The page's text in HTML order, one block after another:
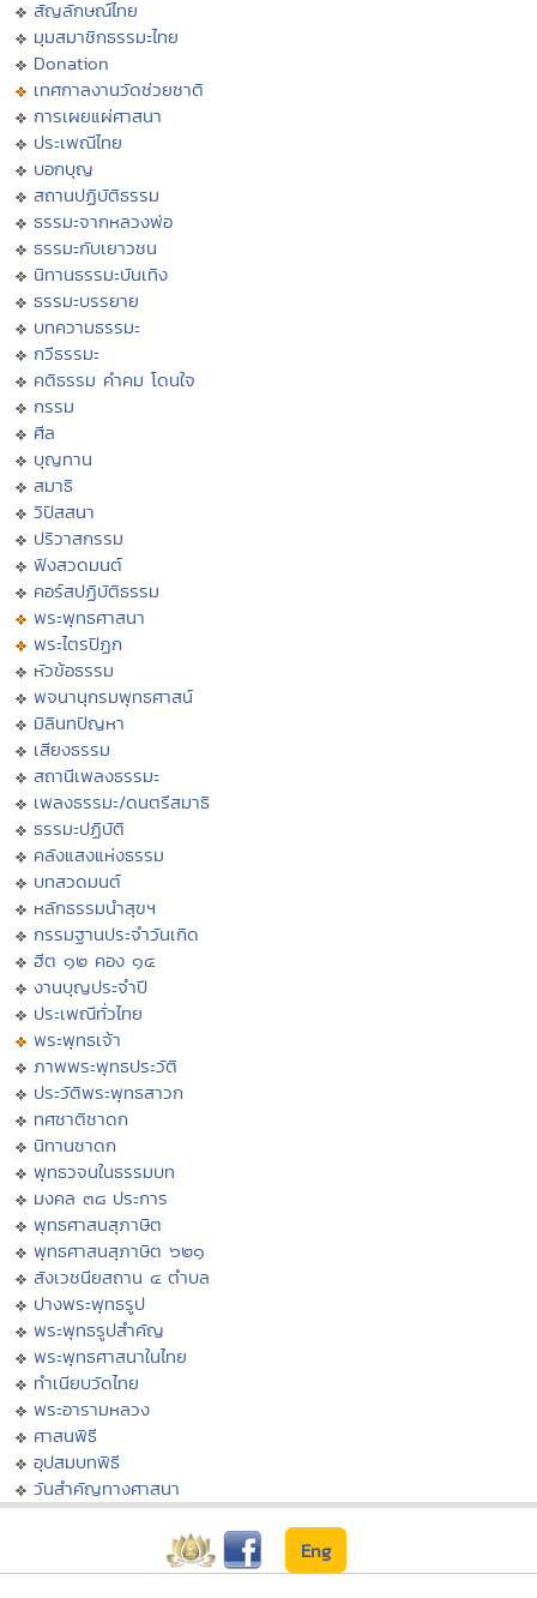
สัญลักษณ์ไทย
มุมสมาชิกธรรมะไทย
Donation
เทศกาลงานวัดช่วยชาติ
การเผยแผ่ศาสนา
ประเพณีไทย
บอกบุญ
สถานปฏิบัติธรรม
ธรรมะจากหลวงพ่อ
ธรรมะกับเยาวชน
นิทานธรรมะบันเทิง
ธรรมะบรรยาย
บทความธรรมะ
กวีธรรมะ
คติธรรม คำคม โดนใจ
กรรม
ศีล
บุญทาน
สมาธิ
วิปัสสนา
ปริวาสกรรม
ฟังสวดมนต์
คอร์สปฏิบัติธรรม
พระพุทธศาสนา
พระไตรปิฏก
หัวข้อธรรม
พจนานุกรมพุทธศาสน์
มิลินทปัญหา
เสียงธรรม
สถานีเพลงธรรมะ
เพลงธรรมะ/ดนตรีสมาธิ
ธรรมะปฏิบัติ
คลังแสงแห่งธรรม
บทสวดมนต์
หลักธรรมนำสุขฯ
กรรมฐานประจำวันเกิด
ฮีต ๑๒ คอง ๑๔
งานบุญประจำปี
ประเพณีทั่วไทย
พระพุทธเจ้า
ภาพพระพุทธประวัติ
ประวัติพระพุทธสาวก
ทศชาติชาดก
นิทานชาดก
พุทธวจนในธรรมบท
มงคล ๓๘ ประการ
พุทธศาสนสุภาษิต
พุทธศาสนสุภาษิต ๖๒๑
สังเวชนียสถาน ๔ ตำบล
ปางพระพุทธรูป
พระพุทธรูปสำคัญ
พระพุทธศาสนาในไทย
ทำเนียบวัดไทย
พระอารามหลวง
ศาสนพิธี
อุปสมบทพิธี
วันสำคัญทางศาสนา
Eng